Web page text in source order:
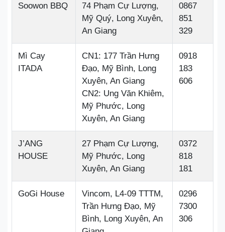
Soowon BBQ
74 Phạm Cự Lượng,
Mỹ Quý, Long Xuyên,
An Giang
0867
851
329
Mì Cay
ITADA
CN1: 177 Trần Hưng
Đạo, Mỹ Bình, Long
Xuyên, An Giang
CN2: Ung Văn Khiêm,
Mỹ Phước, Long
Xuyên, An Giang
0918
183
606
J’ANG
HOUSE
27 Phạm Cự Lượng,
Mỹ Phước, Long
Xuyên, An Giang
0372
818
181
GoGi House
Vincom, L4-09 TTTM,
Trần Hưng Đạo, Mỹ
Bình, Long Xuyên, An
0296
7300
306